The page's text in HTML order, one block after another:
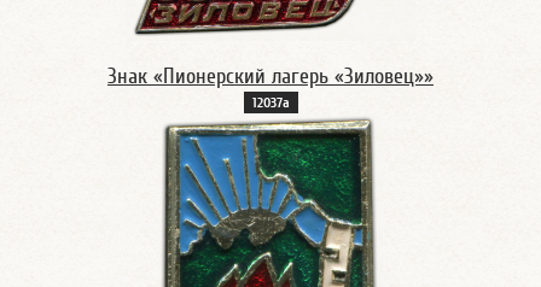
Знак «Пионерский лагерь «Зиловец»»
12037а